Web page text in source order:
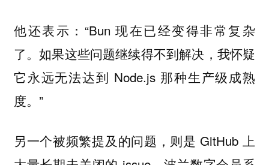
他还表示：“Bun 现在已经变得非常复杂
了。如果这些问题继续得不到解决，我怀疑
它永远无法达到 Node.js 那种生产级成熟
度。”
另一个被频繁提及的问题，则是 GitHub 上